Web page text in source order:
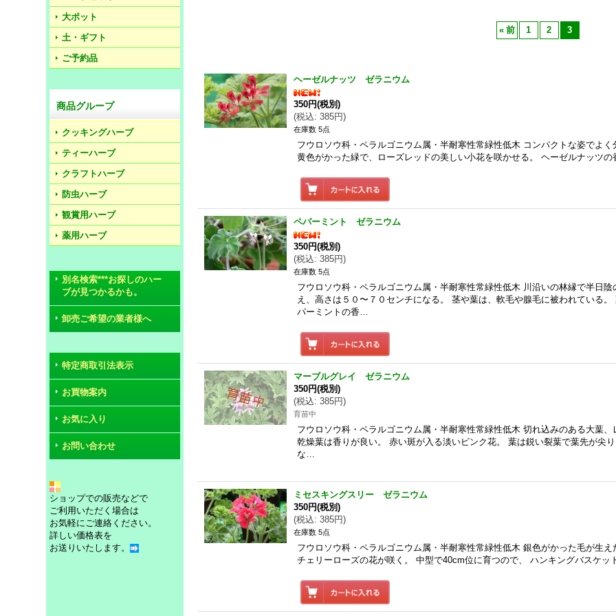
大ポット
土・ギフト
ご予約品
商品グループ
クッキングハーブ
ティーハーブ
クラフトハーブ
防虫ハーブ
観賞用ハーブ
薬用ハーブ
別名検索***お探しのハー
ブが見つかるかも。
卸売ご希望の業者様へ
特定商取引法表示
お買物案内
お気に入り
お問い合わせ
ショップでの販売などで
ご利用いただく場合は
お気軽にご連絡ください。
詳しい価格表を
お送りいたします。
« 前 1 2 3
ヘーゼルナッツ ゼラニウム
350円(税別)
(税込: 385円)
在庫数 5点
フウロソウ科・ペラルゴニウム属・半耐寒性常緑性低木 コンパクトな姿でよ
黄色がかった緑で、ローズレッドの美しい小花を咲かせる。 ヘーゼルナッツの
ペパーミント ゼラニウム
350円(税別)
(税込: 385円)
在庫数 5点
フウロソウ科・ペラルゴニウム属・半耐寒性常緑性低木 川沿いの林縁で半日
え、高さは５０〜７０センチになる。 茎や葉は、軟毛や腺毛に被われている
パーミントの香…
マーブルグレイ ゼラニウム
350円(税別)
(税込: 385円)
育苗中
フウロソウ科・ペラルゴニウム属・半耐寒性常緑性低木 切れ込みのある大葉
乾燥葉は香りが良い。 赤い斑が入る淡いピンク花。 葉は鋭い裂葉で葉先が尖
な…
ミセスキングスリー ゼラニウム
350円(税別)
(税込: 385円)
在庫数 5点
フウロソウ科・ペラルゴニウム属・半耐寒性常緑性低木 銀色がかった毛が生
チェリーローズの花が咲く。 中型で40cm位に育つので、 ハンキングバスケ